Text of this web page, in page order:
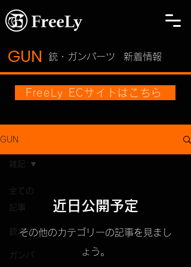
GUN ​銃・ガンパーツ 新着情報
FreeLy ECサイトはこちら
GUN
全ての
記事
銃本体
ガンパ
雑記
近日公開予定
その他のカテゴリーの記事を見まし
ょう。